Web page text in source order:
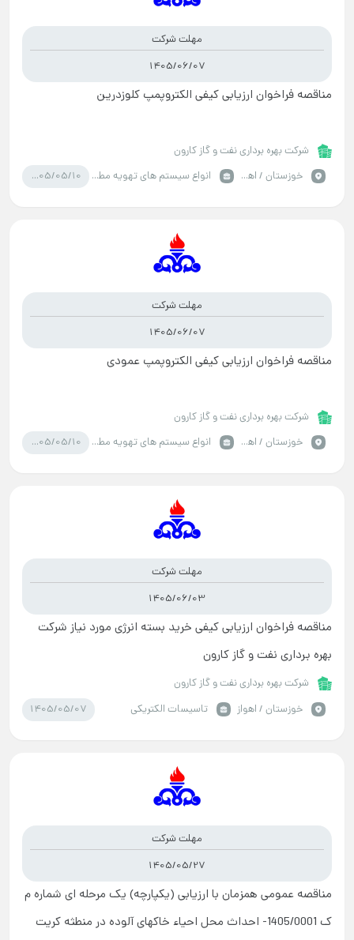
مهلت شرکت
1405/06/07
مناقصه فراخوان ارزیابی کیفی الکتروپمپ کلوزدرین
شرکت بهره برداری نفت و گاز کارون
خوزستان / اهواز
انواع سیستم های تهویه مطبوع 1405/05/10
مهلت شرکت
1405/06/07
مناقصه فراخوان ارزیابی کیفی الکتروپمپ عمودی
شرکت بهره برداری نفت و گاز کارون
خوزستان / اهواز
انواع سیستم های تهویه مطبوع 1405/05/10
مهلت شرکت
1405/06/03
مناقصه فراخوان ارزیابی کیفی خرید بسته انرژی مورد نیاز شرکت
بهره برداری نفت و گاز کارون
شرکت بهره برداری نفت و گاز کارون
خوزستان / اهواز
تاسیسات الکتریکی 1405/05/07
مهلت شرکت
1405/05/27
مناقصه عمومی همزمان با ارزیابی (یکپارچه) یک مرحله ای شماره م
ک 1405/0001- احداث محل احیاء خاکهای آلوده در منطثه کریت